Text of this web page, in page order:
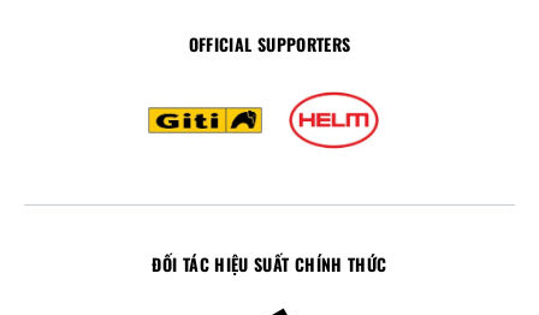
OFFICIAL SUPPORTERS
ĐỐI TÁC HIỆU SUẤT CHÍNH THỨC